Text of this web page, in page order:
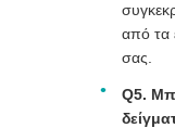
από τα
σας.
Q5.